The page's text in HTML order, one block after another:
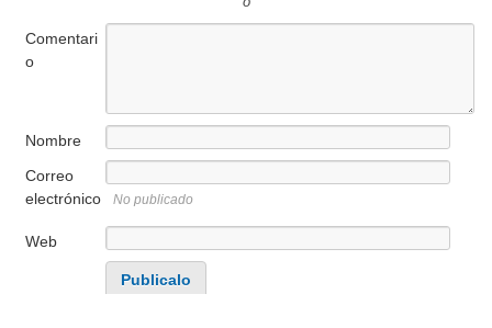
Comentari
o
Nombre
Correo
electrónico
No publicado
Web